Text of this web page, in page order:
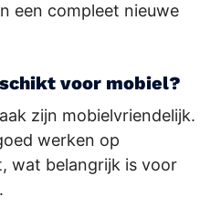
een compleet nieuwe
voor mobiel?
zijn mobielvriendelijk.
werken op
wat belangrijk is voor